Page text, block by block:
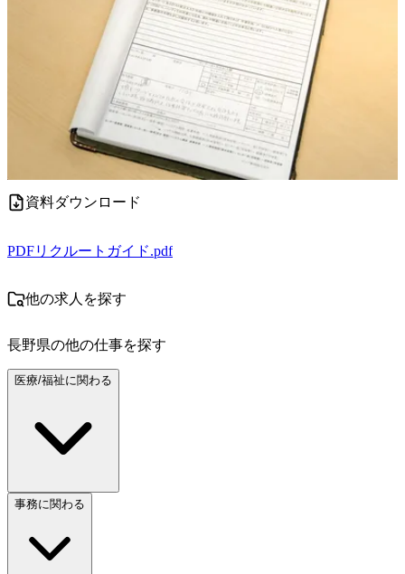
資料ダウンロード
PDFリクルートガイド.pdf
他の求人を探す
長野県の他の仕事を探す
医療/福祉に関わる
事務に関わる